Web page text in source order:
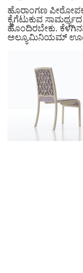
ಹೊರಾಂಗಣ
ಕೈಗೆಟುಕುವ
ಹೊಂದಿರಬೇಕು.
ಅಲ್ಯೂಮಿನಿಯಮ್